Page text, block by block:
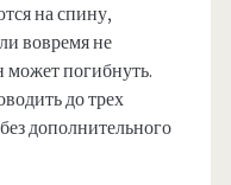
на спину,
вовремя не
может погибнуть.
до трех
дополнительного